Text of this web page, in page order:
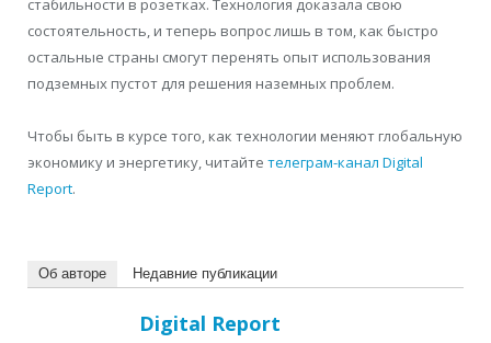
стабильности в розетках. Технология доказала свою
состоятельность, и теперь вопрос лишь в том, как быстро
остальные страны смогут перенять опыт использования
подземных пустот для решения наземных проблем.
Чтобы быть в курсе того, как технологии меняют глобальную
экономику и энергетику, читайте телеграм-канал Digital
Report.
Об авторе Недавние публикации
Digital Report